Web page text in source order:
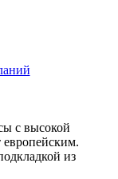
с высокой
европейским.
из